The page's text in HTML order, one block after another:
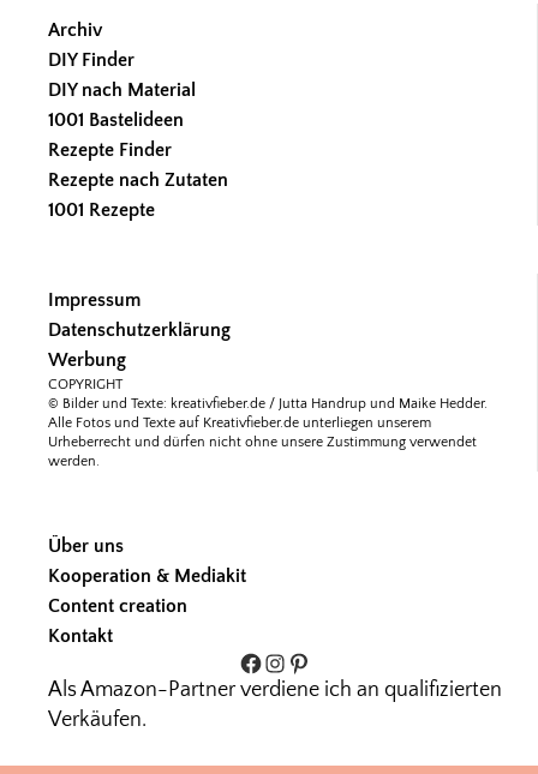
Archiv
DIY Finder
DIY nach Material
1001 Bastelideen
Rezepte Finder
Rezepte nach Zutaten
1001 Rezepte
Impressum
Datenschutzerklärung
Werbung
COPYRIGHT
© Bilder und Texte: kreativfieber.de / Jutta Handrup und Maike Hedder.
Alle Fotos und Texte auf Kreativfieber.de unterliegen unserem
Urheberrecht und dürfen nicht ohne unsere Zustimmung verwendet
werden.
Über uns
Kooperation & Mediakit
Content creation
Kontakt
Facebook
Instagram
Pinterest
Als Amazon-Partner verdiene ich an qualifizierten
Verkäufen.